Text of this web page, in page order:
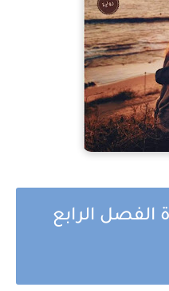
الفصل الرابع